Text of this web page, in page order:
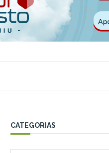
CATEGORIAS